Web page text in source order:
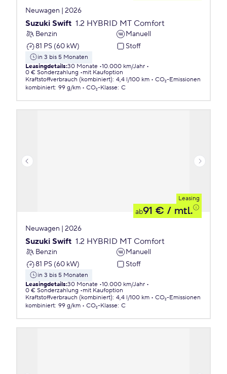
Neuwagen | 2026
Suzuki Swift 1.2 HYBRID MT Comfort
Benzin
Manuell
81 PS (60 kW)
Stoff
in 3 bis 5 Monaten
Leasingdetails:30 Monate 10.000 km/Jahr
0 € Sonderzahlung
mit Kaufoption
Kraftstoffverbrauch (kombiniert): 4,4 l/100 km
CO₂-Emissionen
kombiniert: 99 g/km CO₂-Klasse: C
Leasing
ab91 € / mtl.
Neuwagen | 2026
Suzuki Swift 1.2 HYBRID MT Comfort
Benzin
Manuell
81 PS (60 kW)
Stoff
in 3 bis 5 Monaten
Leasingdetails:30 Monate 10.000 km/Jahr
0 € Sonderzahlung
mit Kaufoption
Kraftstoffverbrauch (kombiniert): 4,4 l/100 km
CO₂-Emissionen
kombiniert: 99 g/km CO₂-Klasse: C